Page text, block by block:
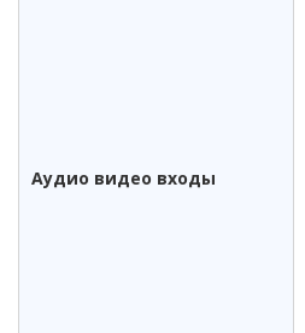
Аудио видео входы